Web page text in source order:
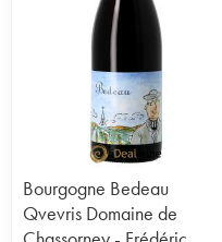
Bourgogne Bedeau
Qvevris Domaine de